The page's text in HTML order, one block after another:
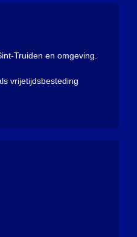
Truiden en omgeving.
vrijetijdsbesteding